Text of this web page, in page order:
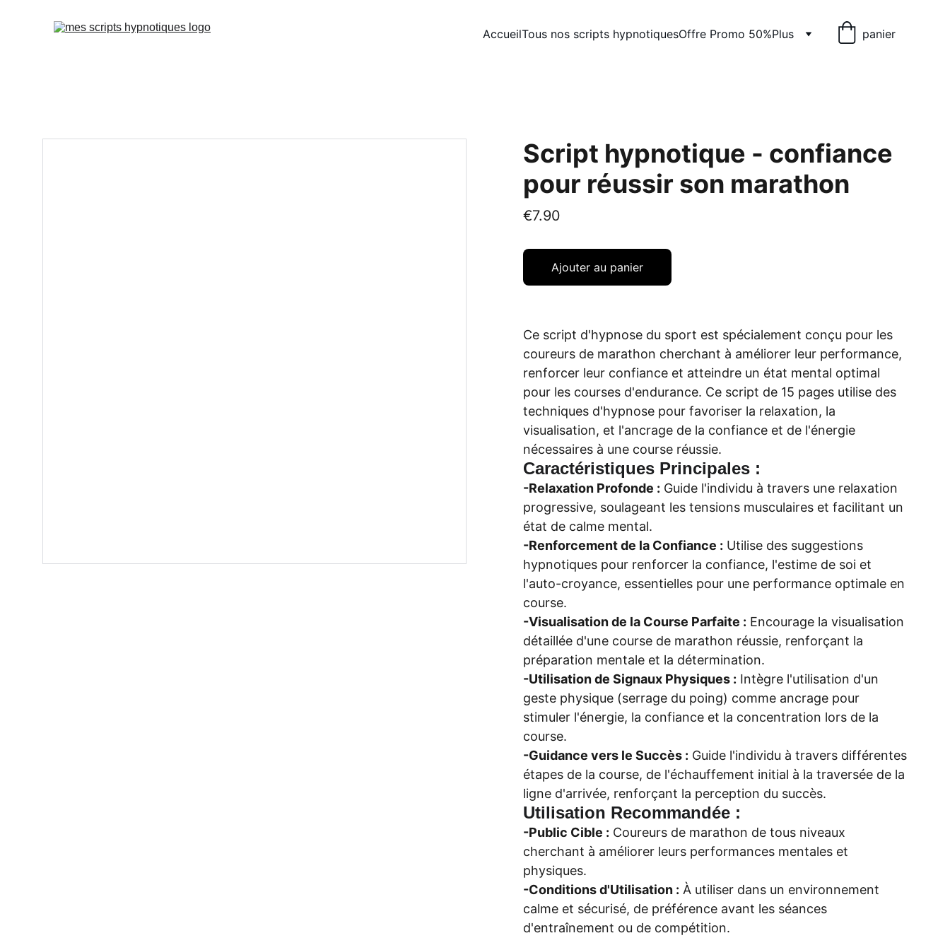
AccueilTous nos scripts hypnotiquesOffre Promo 50%Plus panier
Script hypnotique - confiance
pour réussir son marathon
€7.90
Ajouter au panier
Ce script d'hypnose du sport est spécialement conçu pour les
coureurs de marathon cherchant à améliorer leur performance,
renforcer leur confiance et atteindre un état mental optimal
pour les courses d'endurance. Ce script de 15 pages utilise des
techniques d'hypnose pour favoriser la relaxation, la
visualisation, et l'ancrage de la confiance et de l'énergie
nécessaires à une course réussie.
Caractéristiques Principales :
-Relaxation Profonde : Guide l'individu à travers une relaxation
progressive, soulageant les tensions musculaires et facilitant un
état de calme mental.
-Renforcement de la Confiance : Utilise des suggestions
hypnotiques pour renforcer la confiance, l'estime de soi et
l'auto-croyance, essentielles pour une performance optimale en
course.
-Visualisation de la Course Parfaite : Encourage la visualisation
détaillée d'une course de marathon réussie, renforçant la
préparation mentale et la détermination.
-Utilisation de Signaux Physiques : Intègre l'utilisation d'un
geste physique (serrage du poing) comme ancrage pour
stimuler l'énergie, la confiance et la concentration lors de la
course.
-Guidance vers le Succès : Guide l'individu à travers différentes
étapes de la course, de l'échauffement initial à la traversée de la
ligne d'arrivée, renforçant la perception du succès.
Utilisation Recommandée :
-Public Cible : Coureurs de marathon de tous niveaux
cherchant à améliorer leurs performances mentales et
physiques.
-Conditions d'Utilisation : À utiliser dans un environnement
calme et sécurisé, de préférence avant les séances
d'entraînement ou de compétition.